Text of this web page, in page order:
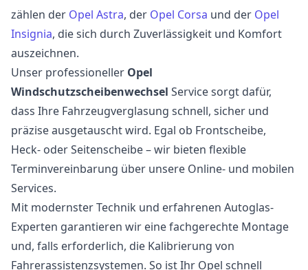
zählen der Opel Astra, der Opel Corsa und der Opel
Insignia, die sich durch Zuverlässigkeit und Komfort
auszeichnen.
Unser professioneller Opel
Windschutzscheibenwechsel Service sorgt dafür,
dass Ihre Fahrzeugverglasung schnell, sicher und
präzise ausgetauscht wird. Egal ob Frontscheibe,
Heck- oder Seitenscheibe – wir bieten flexible
Terminvereinbarung über unsere Online- und mobilen
Services.
Mit modernster Technik und erfahrenen Autoglas-
Experten garantieren wir eine fachgerechte Montage
und, falls erforderlich, die Kalibrierung von
Fahrerassistenzsystemen. So ist Ihr Opel schnell